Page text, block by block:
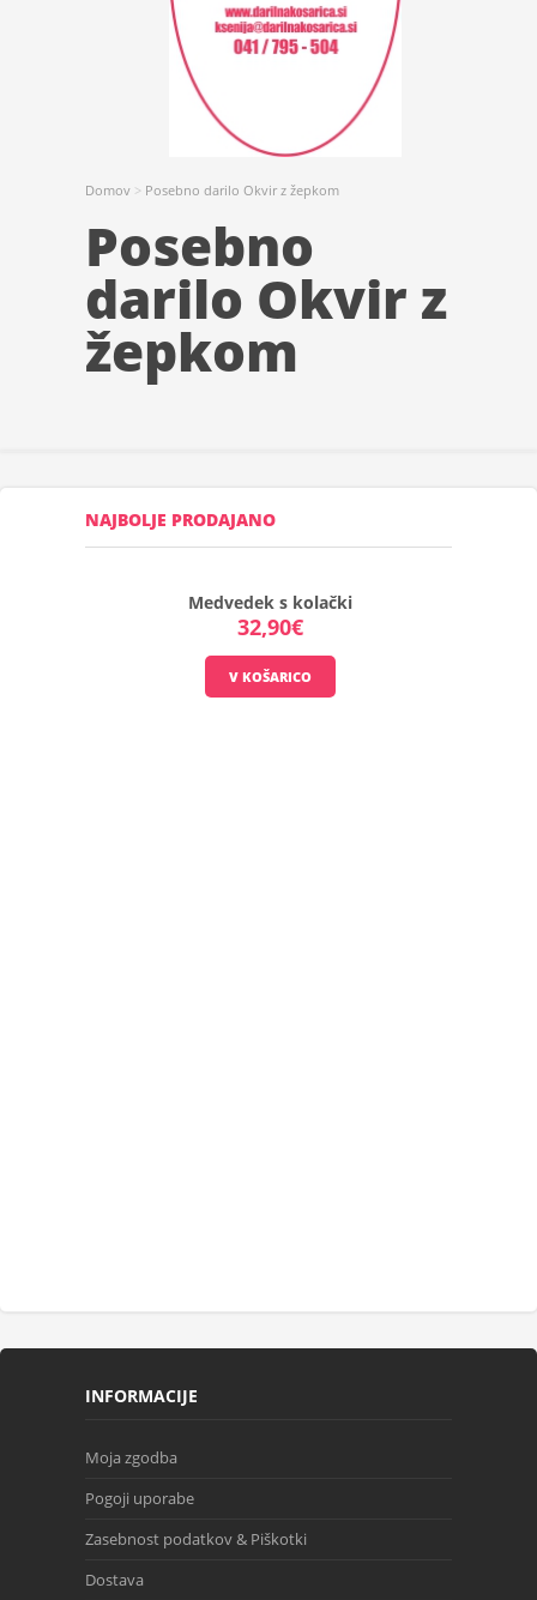
Domov > Posebno darilo Okvir z žepkom
Posebno
darilo Okvir z
žepkom
NAJBOLJE PRODAJANO
Medvedek s kolački
32,90€
INFORMACIJE
Moja zgodba
Pogoji uporabe
Zasebnost podatkov & Piškotki
Dostava